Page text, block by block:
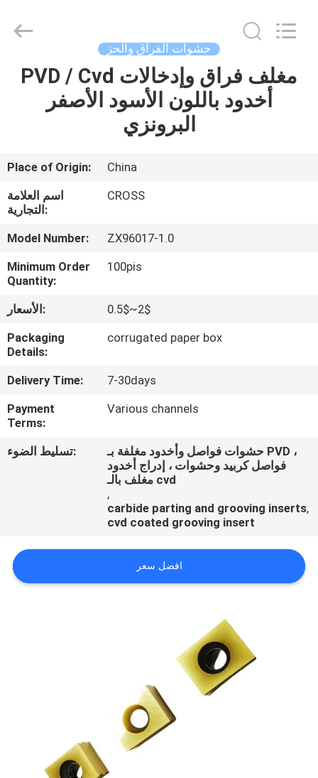
منزل
حول
بنا
جولة
في
المعمل
ضبط
الجودة
اتصل
بنا
Copyright
cnccarbideinserts.com.
حشوات الفراق والحز
PVD / Cvd مغلف فراق وإدخالات
أخدود باللون الأسود الأصفر
البرونزي
Place of Origin:
China
اسم العلامة
التجارية:
CROSS
Model Number:
ZX96017-1.0
Minimum Order
Quantity:
100pis
الأسعار:
0.5$~2$
Packaging
Details:
corrugated paper box
Delivery Time:
7-30days
Payment
Terms:
Various channels
تسليط الضوء:
حشوات فواصل وأخدود مغلفة بـ PVD ،
فواصل كربيد وحشوات ، إدراج أخدود
مغلف بالـ cvd
,
carbide parting and grooving inserts,
cvd coated grooving insert
افضل سعر